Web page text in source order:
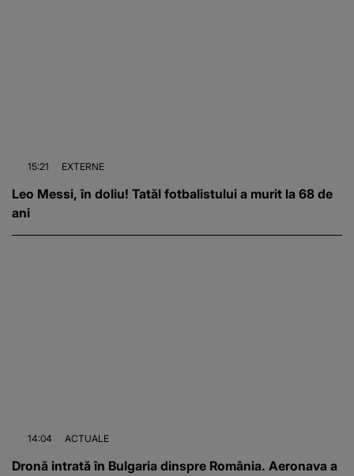
15:21 EXTERNE
Leo Messi, în doliu! Tatăl fotbalistului a murit la 68 de
ani
14:04 ACTUALE
Dronă intrată în Bulgaria dinspre România. Aeronava a